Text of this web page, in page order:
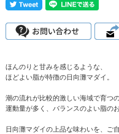
ほんのりと甘みを感じるような、
ほどよい脂が特徴の日向灘マダイ。
潮の流れが比較的激しい海域で育つ
運動量が多く、バランスのよい脂の
日向灘マダイの上品な味わいを、ご